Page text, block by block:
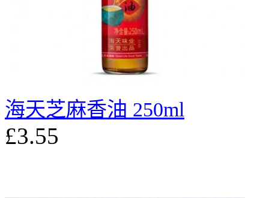
海天芝麻香油 250ml
£3.55